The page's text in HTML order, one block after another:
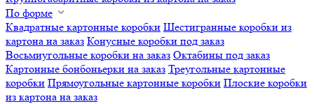
По форме
Квадратные картонные коробки Шестигранные коробки из
картона на заказ Конусные коробки под заказ
Восьмиугольные коробки на заказ Октабины под заказ
Картонные бонбоньерки на заказ Треугольные картонные
коробки Прямоугольные картонные коробки Плоские коробки
из картона на заказ